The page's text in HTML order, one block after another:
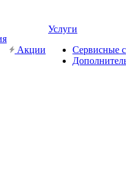
Акции
Услуги
Сервисные